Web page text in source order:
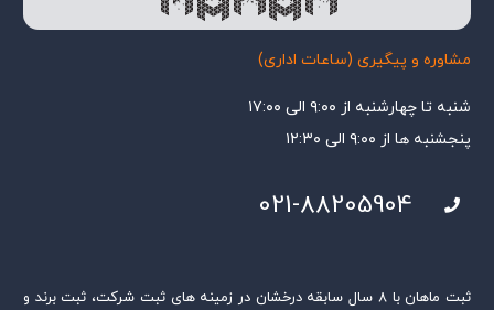
مشاوره و پیگیری (ساعات اداری)
شنبه تا چهارشنبه از ۹:۰۰ الی ۱۷:۰۰
پنجشنبه ها از ۹:۰۰ الی ۱۲:۳۰
021-88205904
ثبت ماهان با ۸ سال سابقه درخشان در زمینه های ثبت شرکت، ثبت برند و